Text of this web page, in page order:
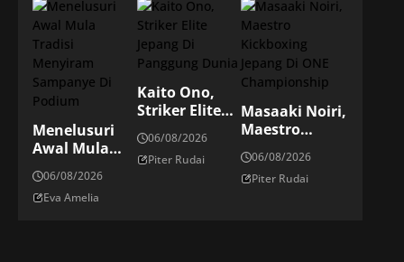
Menelusuri
Awal Mula
Tradisi
Menyiram
Sampanye Di
06/08/2026
Eva Amelia
Kaito Ono,
Striker Elite
Jepang Di
Panggung
Dunia
06/08/2026
Piter Rudai
Masaaki Noiri,
Maestro
Kickboxing
Jepang Di ONE
Championship
06/08/2026
Piter Rudai